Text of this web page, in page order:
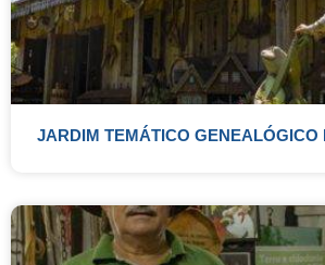
JARDIM TEMÁTICO GENEALÓGICO